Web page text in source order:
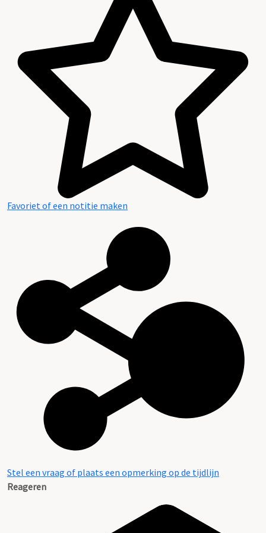
Favoriet of een notitie maken
Stel een vraag of plaats een opmerking op de tijdlijn
Reageren